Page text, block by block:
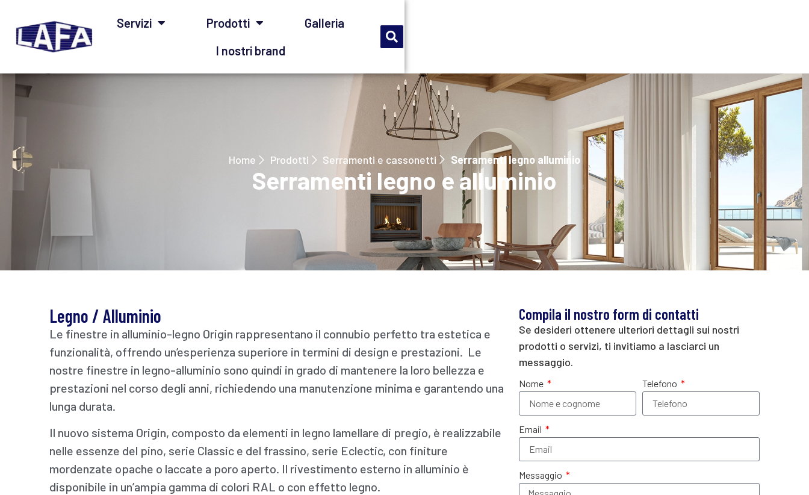
039.2021997
351 9901359
info@lafamonza.it
Viale Libertà, 100 - 20900 Monza MB
Home Azienda Storia
Servizi Prodotti
Galleria
I nostri brand
Home Prodotti Serramenti e cassonetti Serramenti legno alluminio
Serramenti legno e alluminio
Legno / Alluminio
Le finestre in alluminio-legno Origin rappresentano il connubio perfetto tra estetica e
funzionalità, offrendo un’esperienza superiore in termini di design e prestazioni. Le
nostre finestre in legno-alluminio sono quindi in grado di mantenere la loro bellezza e
prestazioni nel corso degli anni, richiedendo una manutenzione minima e garantendo una
lunga durata.
Il nuovo sistema Origin, composto da elementi in legno lamellare di pregio, è realizzabile
nelle essenze del pino, serie Classic e del frassino, serie Eclectic, con finiture
mordenzate opache o laccate a poro aperto. Il rivestimento esterno in alluminio è
disponibile in un’ampia gamma di colori RAL o con effetto legno.
Compila il nostro form di contatti
Se desideri ottenere ulteriori dettagli sui nostri
prodotti o servizi, ti invitiamo a lasciarci un
messaggio.
Nome Telefono
Email
Messaggio